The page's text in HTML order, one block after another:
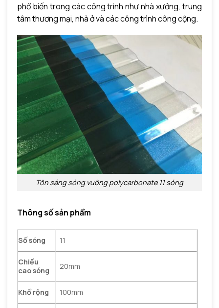
phổ biến trong các công trình như nhà xưởng, trung
tâm thương mại, nhà ở và các công trình công cộng.
Tôn sáng sóng vuông polycarbonate 11 sóng
Thông số sản phẩm
Số sóng 11
Chiều
cao sóng
20mm
Khổ rộng 100mm